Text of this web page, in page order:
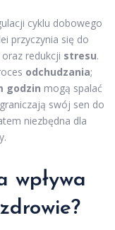
cyklu dobowego
przyczynia się do
redukcji stresu.
odchudzania;
godzin mogą spalać
swój sen do
niezbędna dla
wpływa